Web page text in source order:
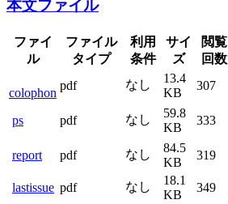
本文ファイル
ファイ
ル
ファイル
タイプ
利用
条件
サイ
ズ
閲覧
回数
colophon
pdf なし
13.4
KB
307
ps pdf なし
59.8
KB
333
report
pdf なし
84.5
KB
319
lastissue pdf なし
18.1
KB
349